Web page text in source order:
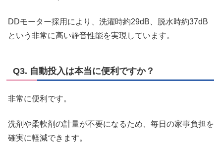
DDモーター採用により、洗濯時約29dB、脱水時約37dB
という非常に高い静音性能を実現しています。
Q3. 自動投入は本当に便利ですか？
非常に便利です。
洗剤や柔軟剤の計量が不要になるため、毎日の家事負担を
確実に軽減できます。